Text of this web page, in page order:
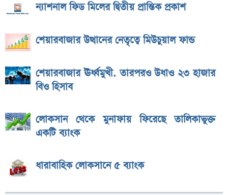
ন্যাশনাল ফিড মিলের দ্বিতীয় প্রান্তিক প্রকাশ
শেয়ারবাজার উত্থানের নেতৃত্বে মিউচুয়াল ফান্ড
শেয়ারবাজার ঊর্ধ্বমুখী. তারপরও উধাও ২৩ হাজার
বিও হিসাব
লোকসান থেকে মুনাফায় ফিরেছে তালিকাভুক্ত
একটি ব্যাংক
ধারাবাহিক লোকসানে ৫ ব্যাংক